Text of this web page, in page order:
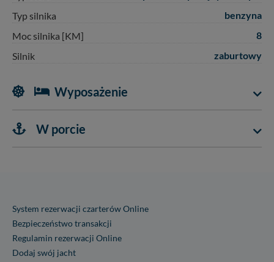
Typ silnika
benzyna
Moc silnika [KM]
8
Silnik
zaburtowy
Wyposażenie
W porcie
System rezerwacji czarterów Online
Bezpieczeństwo transakcji
Regulamin rezerwacji Online
Dodaj swój jacht
praw w odniesieniu do informacji zawartych w plikach
cookies. Twoja przeglądarka umożliwia Ci skasowanie
zrobić za Ciebie.
nowo...